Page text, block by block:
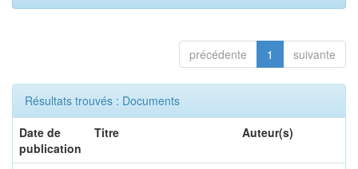
précédente 1 suivante
Résultats trouvés : Documents
Date de
publication
Titre Auteur(s)